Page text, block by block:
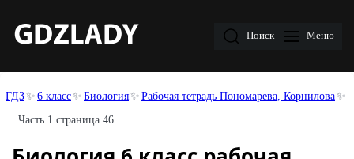
Поиск Меню
ГДЗ 6 класс Биология
Рабочая тетрадь Пономарева, Корнилова
Часть 1 страница 46